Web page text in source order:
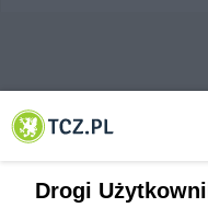
© 2001-2026 Tczew - TCZ.PL
Drogi